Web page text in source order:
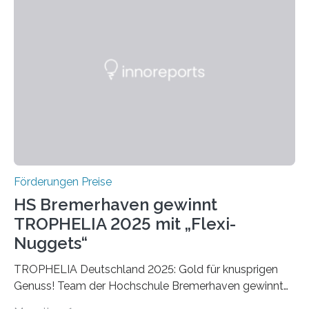
Foundation, des BIAL Award in Biomedicine ist in
Förderungen Preise
HS Bremerhaven gewinnt
TROPHELIA 2025 mit „Flexi-
Nuggets“
TROPHELIA Deutschland 2025: Gold für knusprigen
Genuss! Team der Hochschule Bremerhaven gewinnt